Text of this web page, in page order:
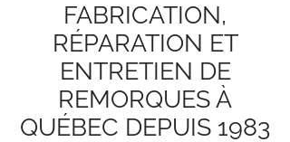
FABRICATION,
RÉPARATION ET
ENTRETIEN DE
REMORQUES À
QUÉBEC DEPUIS 1983